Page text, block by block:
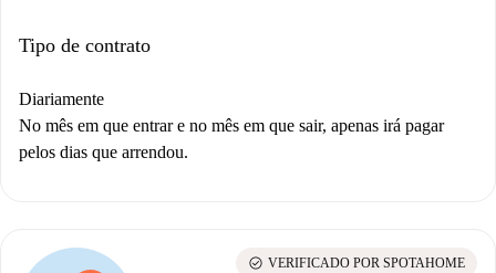
Tipo de contrato
Diariamente
No mês em que entrar e no mês em que sair, apenas irá pagar
pelos dias que arrendou.
check_circle VERIFICADO POR SPOTAHOME